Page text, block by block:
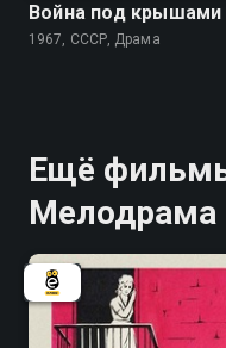
Война под крышами
1967, СССР, Драма
Ещё
Мелодрама